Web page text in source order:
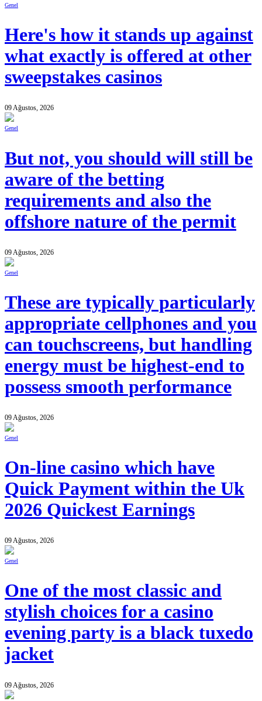
Genel
Here's how it stands up against
what exactly is offered at other
sweepstakes casinos
09 Ağustos, 2026
Genel
But not, you should will still be
aware of the betting
requirements and also the
offshore nature of the permit
09 Ağustos, 2026
Genel
These are typically particularly
appropriate cellphones and you
can touchscreens, but handling
energy must be highest-end to
possess smooth performance
09 Ağustos, 2026
Genel
On-line casino which have
Quick Payment within the Uk
2026 Quickest Earnings
09 Ağustos, 2026
Genel
One of the most classic and
stylish choices for a casino
evening party is a black tuxedo
jacket
09 Ağustos, 2026